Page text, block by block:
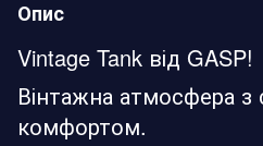
Опис
Vintage Tank від GASP!
Вінтажна атмосфера з
комфортом.